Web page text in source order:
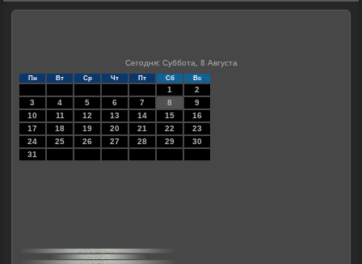
Сегодня: Суббота, 8 Августа
Пн Вт Ср Чт Пт Сб Вс
1
2
3
4 5 6 7 8
9
10
11 12 13 14 15
16
17
18 19 20 21 22
23
24
25 26 27 28 29
30
31